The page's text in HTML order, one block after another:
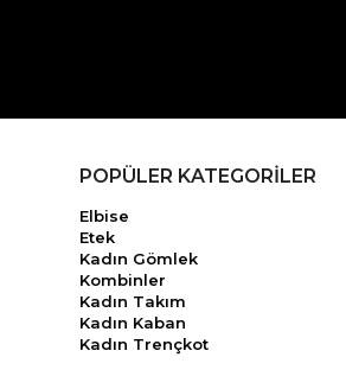
POPÜLER KATEGORİLER
Elbise
Etek
Kadın Gömlek
Kombinler
Kadın Takım
Kadın Kaban
Kadın Trençkot